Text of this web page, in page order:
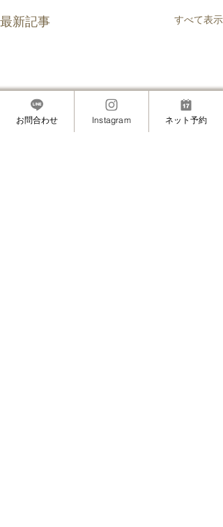
最新記事 すべて表示
お問合わせ Instagram ネット予約